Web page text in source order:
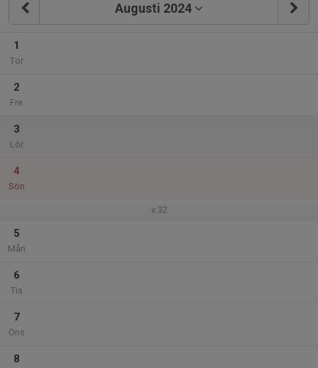
Augusti 2024
1
Tor
2
Fre
3
Lör
4
Sön
v.32
5
Mån
6
Tis
7
Ons
8